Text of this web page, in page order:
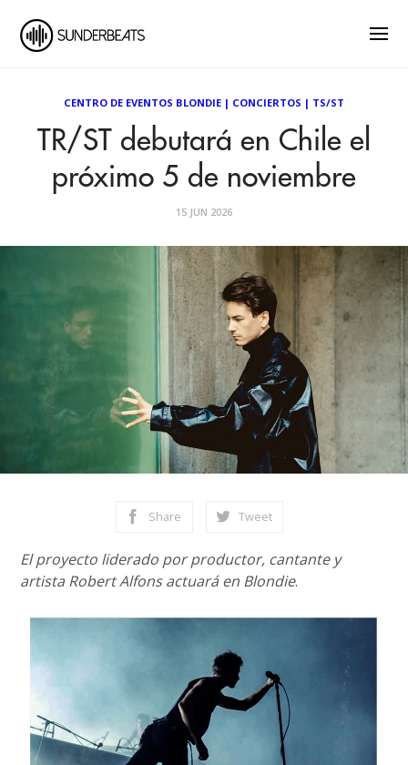
CENTRO DE EVENTOS BLONDIE | CONCIERTOS | TS/ST
TR/ST debutará en Chile el
próximo 5 de noviembre
15 JUN 2026
Share Tweet
El proyecto liderado por productor, cantante y
artista Robert Alfons actuará en Blondie.